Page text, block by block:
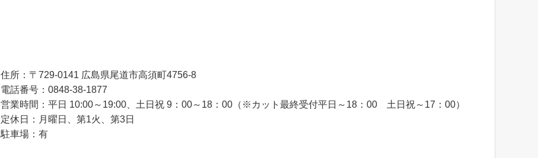
住所：〒729-0141 広島県尾道市高須町4756-8
電話番号：0848-38-1877
営業時間：平日 10:00～19:00、土日祝 9：00～18：00（※カット最終受付平日～18：00 土日祝～17：00）
定休日：月曜日、第1火、第3日
駐車場：有